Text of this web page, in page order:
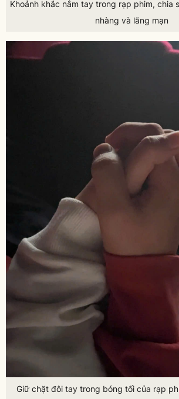
Khoảnh khắc nắm tay trong rạp phim, chia
nhàng và lãng mạn
Giữ chặt đôi tay trong bóng tối của rạp